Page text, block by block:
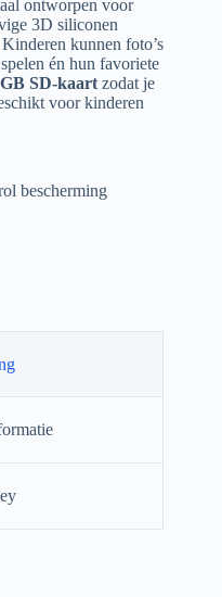
ontworpen voor
3D siliconen
kunnen foto’s
én hun favoriete
SD-kaart zodat je
voor kinderen
bescherming